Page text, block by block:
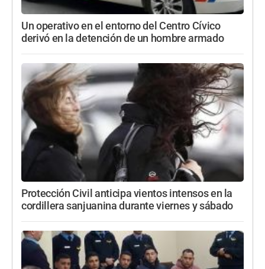
Un operativo en el entorno del Centro Cívico
derivó en la detención de un hombre armado
Protección Civil anticipa vientos intensos en la
cordillera sanjuanina durante viernes y sábado